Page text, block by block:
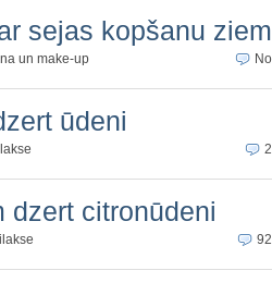
sejas kopšanu
un make-up
ūdeni
dzert citronūdeni